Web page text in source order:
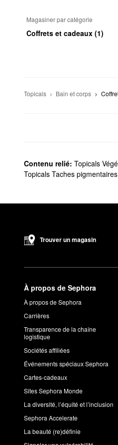
Magasiner par catégorie
Coffrets et cadeaux (1)
Topicals Bain et corps
Contenu relié: Topicals
Topicals Taches pigmentaires
Trouver un magasin
À propos de Sephora
À propos de Sephora
Carrières
Transparence de la chaîne
logistique
Sociétés affiliées
Événements spéciaux Sephora
Cartes-cadeaux
Sites Sephora Monde
La diversité, l’équité et l’inclusion
Sephora Accelerate
La beauté (re)définie